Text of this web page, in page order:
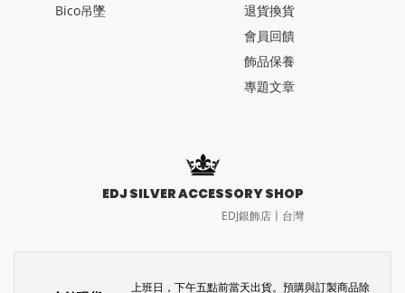
Bico吊墜
退貨換貨
會員回饋
飾品保養
專題文章
EDJ SILVER ACCESSORY SHOP
EDJ銀飾店〡台灣
上班日，下午五點前當天出貨。預購與訂製商品除